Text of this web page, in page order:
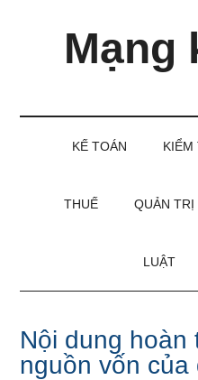
Mạng
KẾ TOÁN KIỂM
THUẾ QUẢN TRỊ
LUẬT
Nội dung hoàn
nguồn vốn của